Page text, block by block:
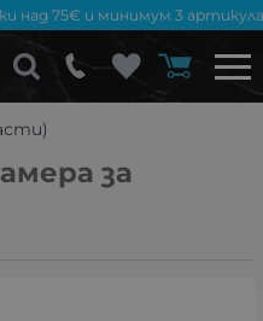
над 75€ и минимум 3
за